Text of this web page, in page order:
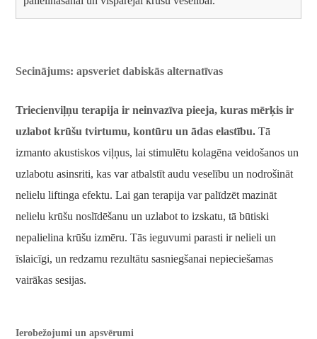
Secinājums: apsveriet dabiskās alternatīvas
Triecienviļņu terapija ir neinvazīva pieeja, kuras mērķis ir
uzlabot krūšu tvirtumu, kontūru un ādas elastību. Tā
izmanto akustiskos viļņus, lai stimulētu kolagēna veidošanos un
uzlabotu asinsriti, kas var atbalstīt audu veselību un nodrošināt
nelielu liftinga efektu. Lai gan terapija var palīdzēt mazināt
nelielu krūšu noslīdēšanu un uzlabot to izskatu, tā būtiski
nepalielina krūšu izmēru. Tās ieguvumi parasti ir nelieli un
īslaicīgi, un redzamu rezultātu sasniegšanai nepieciešamas
vairākas sesijas.
Ierobežojumi un apsvērumi